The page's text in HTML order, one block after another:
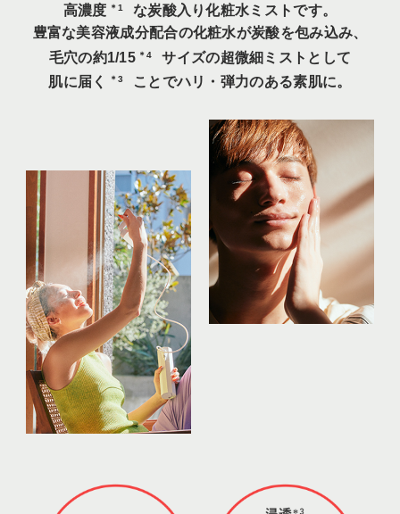
高濃度 ＊1
な炭酸入り化粧水ミストです。
豊富な美容液成分配合の化粧水が炭酸を包み込み、
毛穴の約1/15 ＊4
サイズの超微細ミストとして
肌に届く
＊3 ことでハリ・弾力のある素肌に。